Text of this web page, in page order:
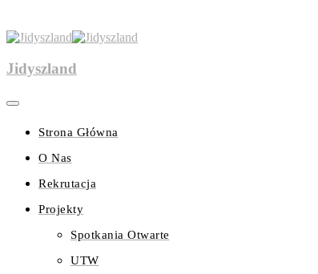
Jidyszland
Strona Główna
O Nas
Rekrutacja
Projekty
Spotkania Otwarte
UTW